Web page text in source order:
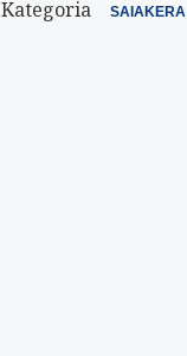
Kategoria SAIAKERA